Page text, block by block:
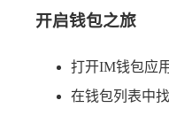
开启钱包之旅
打开IM钱包应
在钱包列表中